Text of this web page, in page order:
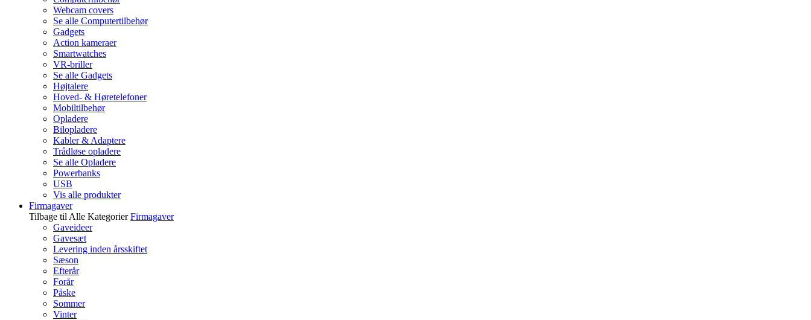
Webcam covers
Se alle Computertilbehør
Gadgets
Action kameraer
Smartwatches
VR-briller
Se alle Gadgets
Højtalere
Hoved- & Høretelefoner
Mobiltilbehør
Opladere
Bilopladere
Kabler & Adaptere
Trådløse opladere
Se alle Opladere
Powerbanks
USB
Vis alle produkter
Firmagaver
Tilbage til Alle Kategorier Firmagaver
Gaveideer
Gavesæt
Levering inden årsskiftet
Sæson
Efterår
Forår
Påske
Sommer
Vinter